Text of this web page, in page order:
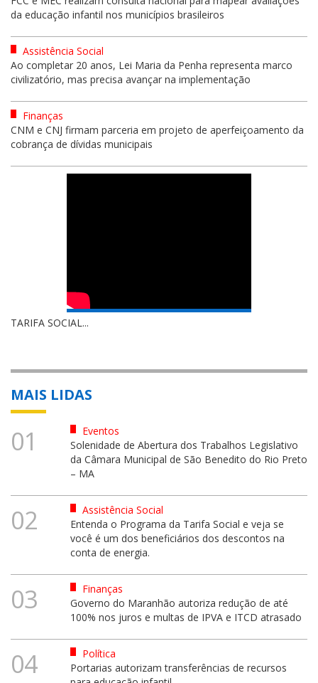
da educação infantil nos municípios brasileiros
Assistência Social
Ao completar 20 anos, Lei Maria da Penha representa marco
civilizatório, mas precisa avançar na implementação
Finanças
CNM e CNJ firmam parceria em projeto de aperfeiçoamento da
cobrança de dívidas municipais
TARIFA SOCIAL...
MAIS LIDAS
01
Eventos
Solenidade de Abertura dos Trabalhos Legislativo
da Câmara Municipal de São Benedito do Rio Preto
– MA
02
Assistência Social
Entenda o Programa da Tarifa Social e veja se
você é um dos beneficiários dos descontos na
conta de energia.
03
Finanças
Governo do Maranhão autoriza redução de até
100% nos juros e multas de IPVA e ITCD atrasado
04
Política
Portarias autorizam transferências de recursos